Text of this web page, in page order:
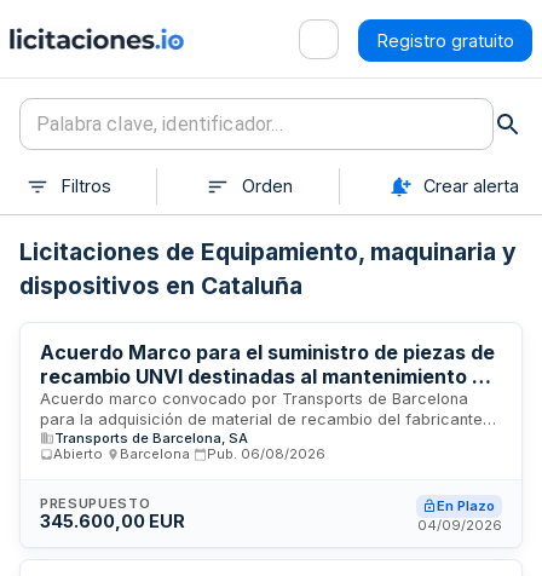
Registro gratuito
Filtros Orden Crear alerta
Licitaciones de Equipamiento, maquinaria y
dispositivos en Cataluña
Acuerdo Marco para el suministro de piezas de
recambio UNVI destinadas al mantenimiento de
la flota de autobuses de Transports de
Barcelona
Acuerdo marco convocado por Transports de Barcelona
para la adquisición de material de recambio del fabricante
UNVI, destinado al mantenimiento de la flota de vehículos en
centros, departamentos y talleres. Se estructura mediante
comprometidas, con procedimientos especiales para
suministros urgentes derivados de inmovilizaciones de
correspondiente del Magatzem Central de TMB.
Transports de Barcelona, SA
Abierto
Barcelona Pub. 06/08/2026
PRESUPUESTO
345.600,00 EUR
En Plazo
04/09/2026